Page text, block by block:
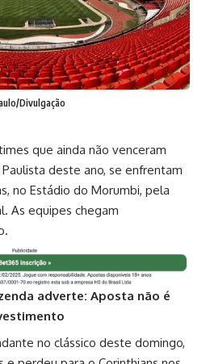
Divulgação
que ainda não venceram
deste ano, se enfrentam
no Estádio do Morumbi, pela
As equipes chegam
adverte: Aposta não é
no clássico deste domingo,